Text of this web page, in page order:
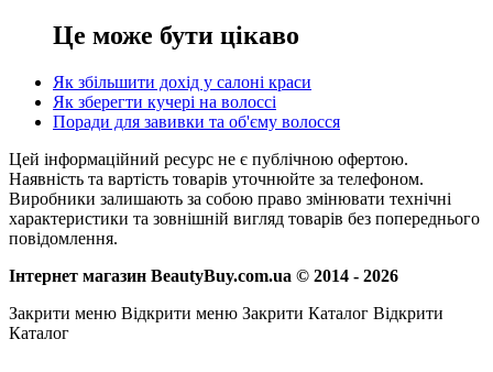
Це може бути цікаво
Як збільшити дохід у салоні краси
Як зберегти кучері на волоссі
Поради для завивки та об'єму волосся
Цей інформаційний ресурс не є публічною офертою.
Наявність та вартість товарів уточнюйте за телефоном.
Виробники залишають за собою право змінювати технічні
характеристики та зовнішній вигляд товарів без попереднього
повідомлення.
Інтернет магазин BeautyBuy.com.ua © 2014 - 2026
Закрити меню Відкрити меню Закрити Каталог Відкрити
Каталог